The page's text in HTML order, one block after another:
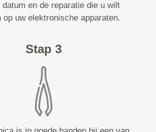
datum en de reparatie die u wilt
op uw elektronische apparaten.
Stap 3